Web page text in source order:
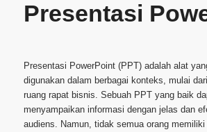
Presentasi
Presentasi PowerPoint (PPT) adalah alat
digunakan dalam berbagai konteks, mulai
ruang rapat bisnis. Sebuah PPT yang baik
menyampaikan informasi dengan jelas dan
audiens. Namun, tidak semua orang